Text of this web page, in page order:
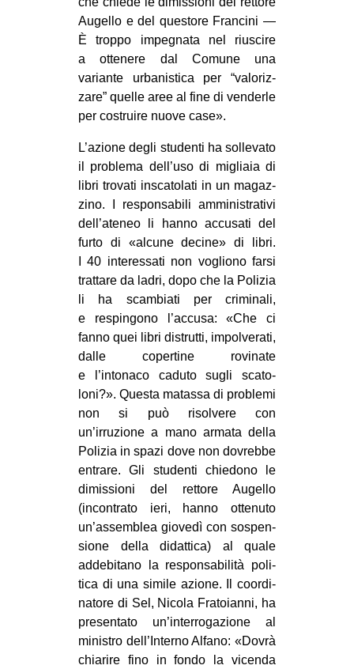
Augello e del que­store Fran­cini —
È troppo impe­gnata nel riu­scire
a otte­nere dal Comune una
variante urba­ni­stica per “valo­riz­
zare” quelle aree al fine di ven­derle
per costruire nuove case».
L’azione degli stu­denti ha sol­le­vato
il pro­blema dell’uso di migliaia di
libri tro­vati insca­to­lati in un magaz­
zino. I respon­sa­bili ammi­ni­stra­tivi
dell’ateneo li hanno accu­sati del
furto di «alcune decine» di libri.
I 40 inte­res­sati non vogliono farsi
trat­tare da ladri, dopo che la Poli­zia
li ha scam­biati per cri­mi­nali,
e respin­gono l’accusa: «Che ci
fanno quei libri distrutti, impol­ve­rati,
dalle coper­tine rovi­nate
e l’intonaco caduto sugli sca­to­
loni?». Que­sta matassa di pro­blemi
non si può risol­vere con
un’irruzione a mano armata della
Poli­zia in spazi dove non dovrebbe
entrare. Gli stu­denti chie­dono le
dimis­sioni del ret­tore Augello
(incon­trato ieri, hanno otte­nuto
un’assemblea gio­vedì con sospen­
sione della didat­tica) al quale
adde­bi­tano la respon­sa­bi­lità poli­
tica di una simile azione. Il coor­di­
na­tore di Sel, Nicola Fra­to­ianni, ha
pre­sen­tato un’interrogazione al
mini­stro dell’Interno Alfano: «Dovrà
chia­rire fino in fondo la vicenda